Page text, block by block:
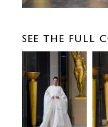
SEE THE FULL